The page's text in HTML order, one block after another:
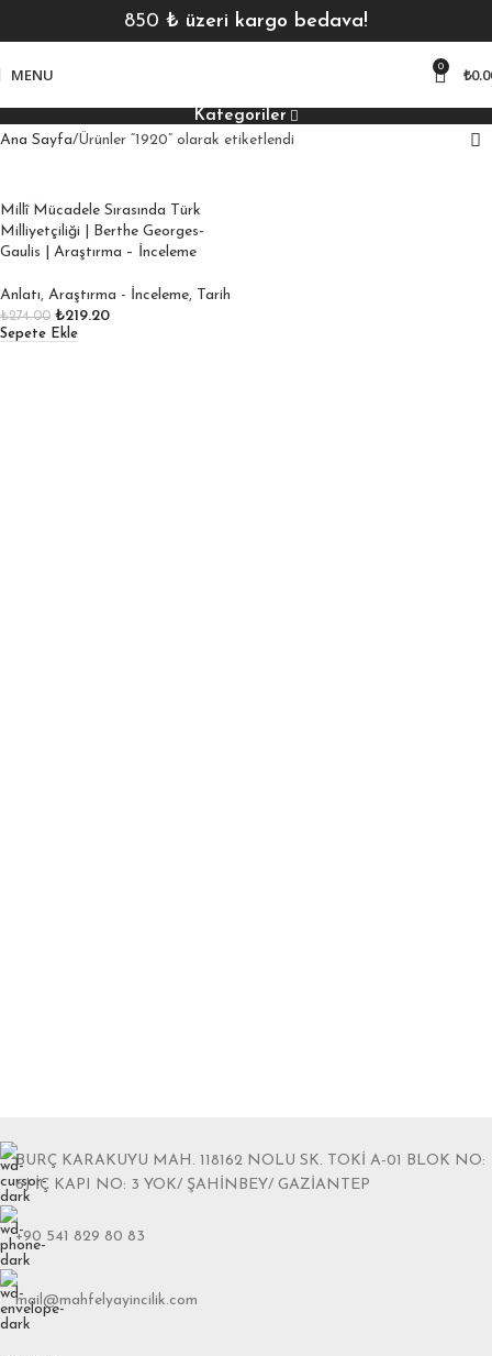
850 ₺ üzeri kargo bedava!
MENU 0 ₺
Kategoriler
Ana Sayfa Ürünler “1920” olarak etiketlendi
Millî Mücadele Sırasında Türk
Milliyetçiliği | Berthe Georges-
Gaulis | Araştırma – İnceleme
Anlatı, Araştırma - İnceleme, Tarih
₺274.00 ₺219.20
Sepete Ekle
BURÇ KARAKUYU MAH. 118162 NOLU SK. TOKİ A-01 BLOK NO:
6J İÇ KAPI NO: 3 YOK/ ŞAHİNBEY/ GAZİANTEP
+90 541 829 80 83
mail@mahfelyayincilik.com